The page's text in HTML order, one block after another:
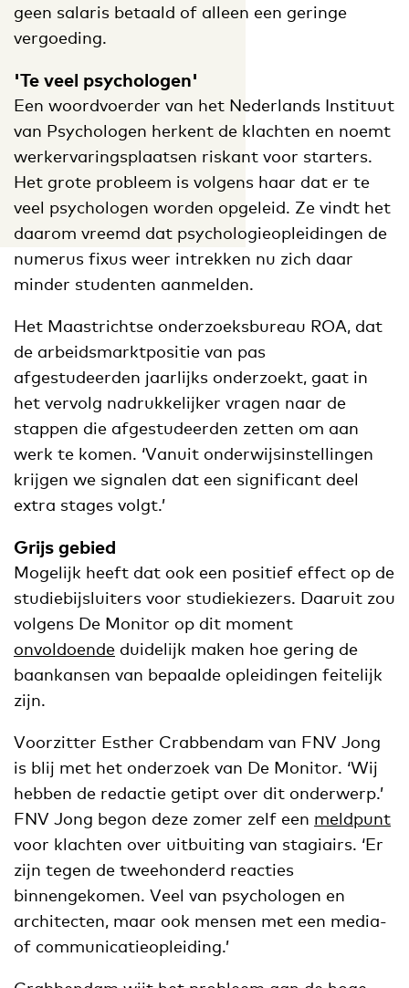
geen salaris betaald of alleen een geringe
vergoeding.
'Te veel psychologen'
Een woordvoerder van het Nederlands Instituut
van Psychologen herkent de klachten en noemt
werkervaringsplaatsen riskant voor starters.
Het grote probleem is volgens haar dat er te
veel psychologen worden opgeleid. Ze vindt het
daarom vreemd dat psychologieopleidingen de
numerus fixus weer intrekken nu zich daar
minder studenten aanmelden.
Het Maastrichtse onderzoeksbureau ROA, dat
de arbeidsmarktpositie van pas
afgestudeerden jaarlijks onderzoekt, gaat in
het vervolg nadrukkelijker vragen naar de
stappen die afgestudeerden zetten om aan
werk te komen. ‘Vanuit onderwijsinstellingen
krijgen we signalen dat een significant deel
extra stages volgt.’
Grijs gebied
Mogelijk heeft dat ook een positief effect op de
studiebijsluiters voor studiekiezers. Daaruit zou
volgens De Monitor op dit moment
onvoldoende duidelijk maken hoe gering de
baankansen van bepaalde opleidingen feitelijk
zijn.
Voorzitter Esther Crabbendam van FNV Jong
is blij met het onderzoek van De Monitor. ‘Wij
hebben de redactie getipt over dit onderwerp.’
FNV Jong begon deze zomer zelf een meldpunt
voor klachten over uitbuiting van stagiairs. ‘Er
zijn tegen de tweehonderd reacties
binnengekomen. Veel van psychologen en
architecten, maar ook mensen met een media-
of communicatieopleiding.’